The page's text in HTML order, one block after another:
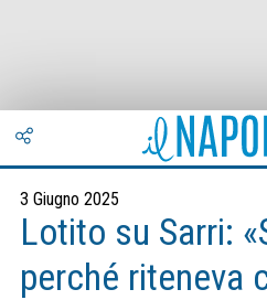
3 Giugno 2025
Lotito su Sarri:
perché riteneva